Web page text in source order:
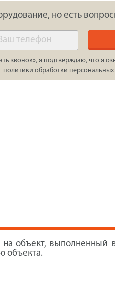
но есть
звонок», я подтверждаю, что я
политики обработки
объект, выполненный
объекта.